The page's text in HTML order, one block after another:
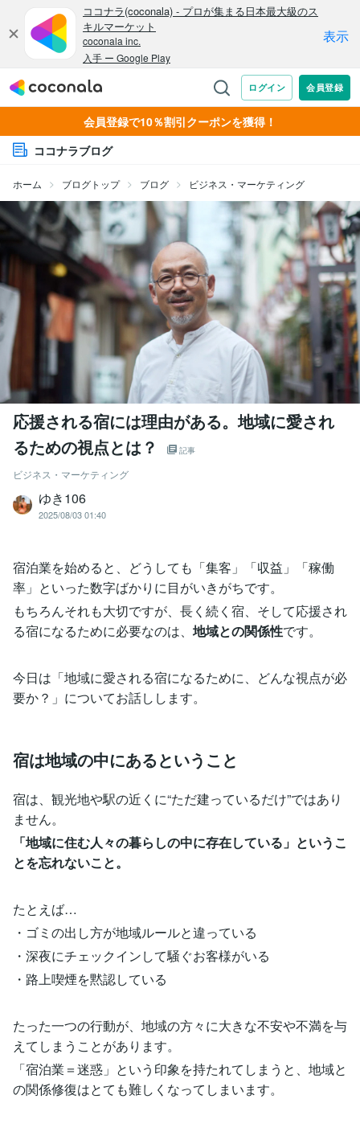
会員登録で10％割引クーポンを獲得！
ココナラブログ
ホーム ブログトップ ブログ ビジネス・マーケティング
応援される宿には理由がある。地域に愛され
るための視点とは？
記事
ビジネス・マーケティング
ゆき106
2025/08/03 01:40
宿泊業を始めると、どうしても「集客」「収益」「稼働
率」といった数字ばかりに目がいきがちです。
もちろんそれも大切ですが、長く続く宿、そして応援され
る宿になるために必要なのは、 地域との関係性です。
今日は「地域に愛される宿になるために、どんな視点が必
要か？」についてお話しします。
宿は地域の中にあるということ
宿は、観光地や駅の近くに“ただ建っているだけ”ではあり
ません。
「地域に住む人々の暮らしの中に存在している」というこ
とを忘れないこと。
たとえば…
・ゴミの出し方が地域ルールと違っている
・深夜にチェックインして騒ぐお客様がいる
・路上喫煙を黙認している
たった一つの行動が、地域の方々に大きな不安や不満を与
えてしまうことがあります。
「宿泊業＝迷惑」という印象を持たれてしまうと、地域と
の関係修復はとても難しくなってしまいます。